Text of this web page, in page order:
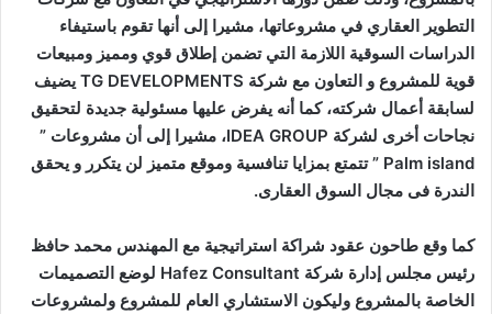
التطوير العقاري في مشروعاتها، مشيرا إلى أنها تقوم باستيفاء
الدراسات السوقية اللازمة التي تضمن إطلاق قوي ومميز ومبيعات
قوية للمشروع و التعاون مع شركة TG DEVELOPMENTS يضيف
لسابقة أعمال شركته، كما أنه يفرض عليها مسئولية جديدة لتحقيق
نجاحات أخرى لشركة IDEA GROUP، مشيرا إلى أن مشروعات ”
Palm island ” تتمتع بمزايا تنافسية وموقع متميز لن يتكرر و يحقق
الندرة فى مجال السوق العقارى.
كما وقع طاحون عقود شراكة استراتيجية مع المهندس محمد حافظ
رئيس مجلس إدارة شركة Hafez Consultant لوضع التصميمات
الخاصة بالمشروع وليكون الاستشاري العام للمشروع ولمشروعات